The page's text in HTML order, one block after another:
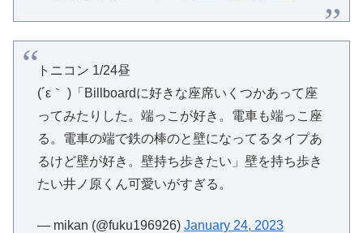
トニコン 1/24昼
(´ε｀ )「Billboardに好きな座席いくつかあって座
ってみたりした。端っこが好き。電車も端っこ座
る。電車の端で鉄の棒のと壁になってるタイプあ
るけど壁が好き。壁持ち歩きたい」壁を持ち歩き
たい井ノ原くん可愛いがすぎる。
— mikan (@fuku196926) January 24, 2023